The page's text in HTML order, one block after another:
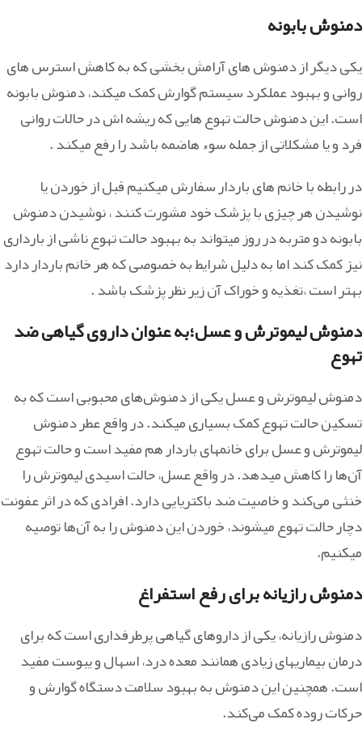
دمنوش بابونه
یکی دیگر از دمنوش‎ های آرامش بخشی که به کاهش استرس های
روانی و بهبود عملکرد سیستم گوارش کمک می‎کند، دمنوش بابونه
است. این دمنوش حالت تهوع هایی که ریشه اش در حالات روانی
فرد و یا مشکلاتی از جمله سوء هاضمه باشد را رفع میکند .
در رابطه با خانم های باردار سفارش میکنیم قبل از خوردن یا
نوشیدن هر چیزی با پزشک خود مشورت کنند ، نوشیدن دمنوش
بابونه دو متربه در روز میتواند به بهبود حالت تهوع ناشی از بارداری
نیز کمک کند اما به دلیل شرایط به خصوصی که هر خانم باردار دارد
بهتر است ،تغذیه و خوراک آن زیر نظر پزشک باشد .
دمنوش لیموترش و عسل؛به عنوان داروی گیاهی ضد
تهوع
دمنوش لیموترش و عسل یکی از دمنوش‌های محبوبی است که به
تسکین حالت تهوع کمک بسیاری می‎کند. در واقع عطر دمنوش
لیموترش و عسل برای خانم‎های باردار هم مفید است و حالت تهوع
آن‌ها را کاهش می‎دهد. در واقع عسل، حالت اسیدی لیموترش را
خنثی می‌کند و خاصیت ضد باکتریایی دارد. افرادی که در اثر عفونت
دچار حالت تهوع می‎شوند، خوردن این دمنوش را به آن‌ها توصیه
می‎کنیم.
دمنوش رازیانه برای رفع استفراغ
دمنوش رازیانه، یکی از داروهای گیاهی پرطرفداری است که برای
درمان بیماری‎های زیادی همانند معده درد، اسهال و یبوست مفید
است. همچنین این دمنوش به بهبود سلامت دستگاه گوارش و
حرکات روده کمک می‌کند.